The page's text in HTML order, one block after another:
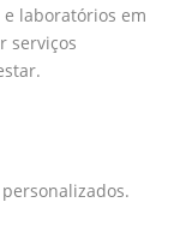
laboratórios em
serviços